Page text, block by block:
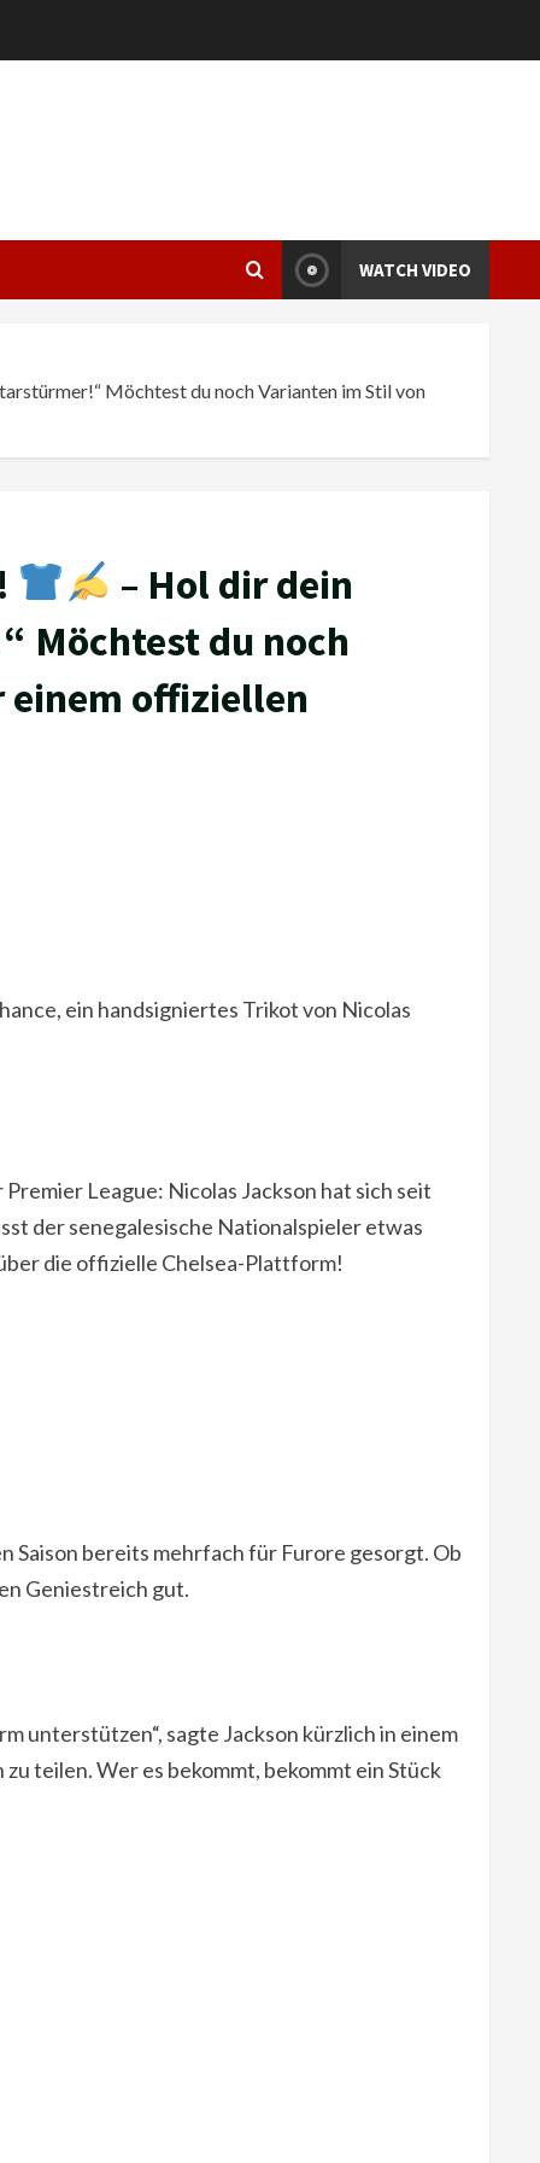
WATCH VIDEO
Möchtest du noch Varianten im Stil von
– Hol dir dein
Möchtest du noch
einem offiziellen
ein handsigniertes Trikot von Nicolas
League: Nicolas Jackson hat sich seit
der senegalesische Nationalspieler etwas
die offizielle Chelsea-Plattform!
Saison bereits mehrfach für Furore gesorgt. Ob
Geniestreich gut.
unterstützen“, sagte Jackson kürzlich in einem
teilen. Wer es bekommt, bekommt ein Stück